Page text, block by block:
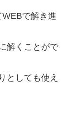
で解き進
解くことがで
としても使え